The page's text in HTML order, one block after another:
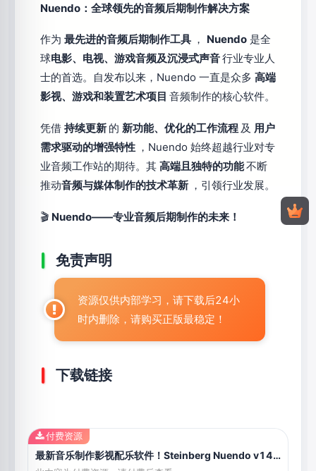
Nuendo：全球领先的音频后期制作解决方案
作为 最先进的音频后期制作工具 ， Nuendo 是全
球电影、电视、游戏音频及沉浸式声音行业专业人
士的首选。自发布以来，Nuendo 一直是众多 高端
影视、游戏和装置艺术项目 音频制作的核心软件。
凭借 持续更新 的 新功能、优化的工作流程 及 用户
需求驱动的增强特性 ，Nuendo 始终超越行业对专
业音频工作站的期待。其 高端且独特的功能不断
推动音频与媒体制作的技术革新 ，引领行业发展。
🎬 Nuendo——专业音频后期制作的未来！
免责声明
资源仅供内部学习，请下载后24小
时内删除，请购买正版最稳定！
下载链接
最新音乐制作影视配乐软件！Steinberg Nuendo v14.0.20 WIN&MAC（附官方音源60G，安装教程）
付费资源